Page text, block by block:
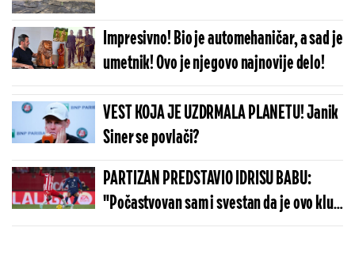
Impresivno! Bio je automehaničar, a sad je
umetnik! Ovo je njegovo najnovije delo!
VEST KOJA JE UZDRMALA PLANETU! Janik
Siner se povlači?
PARTIZAN PREDSTAVIO IDRISU BABU:
"Počastvovan sam i svestan da je ovo klub
sa velikom istorijom"